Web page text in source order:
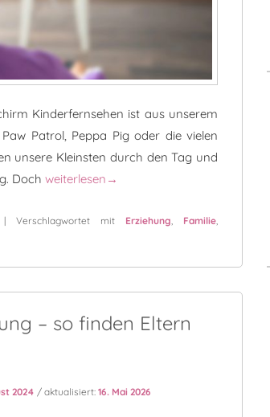
Kinderfernsehen ist aus unserem
Patrol, Peppa Pig oder die vielen
unsere Kleinsten durch den Tag und
Doch Von Peppa Pig bis Paw Patrol: Wie
weiterlesen →
| Verschlagwortet mit Erziehung, Familie,
– so finden Eltern
2024 / aktualisiert: 16. Mai 2026